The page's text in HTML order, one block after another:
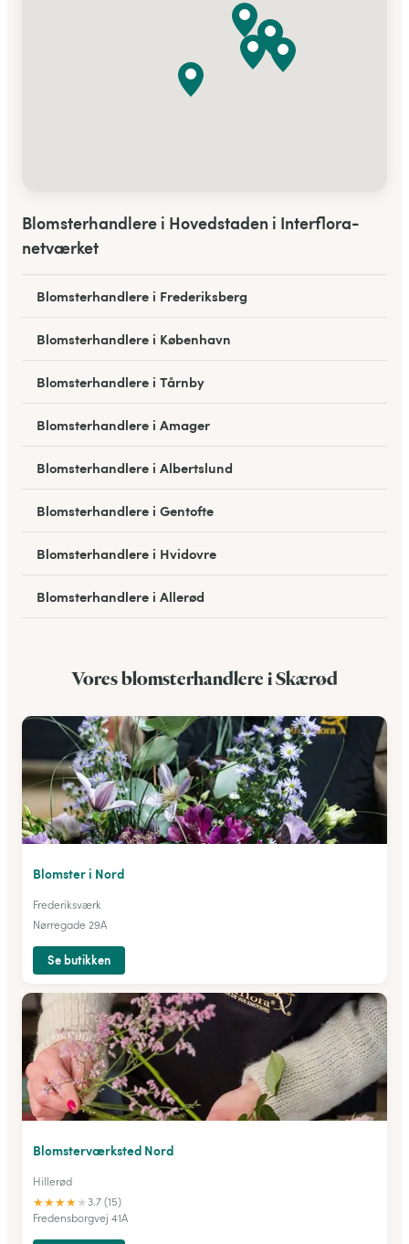
Blomsterhandlere i Hovedstaden i Interflora-
netværket
Blomsterhandlere i Frederiksberg
Blomsterhandlere i København
Blomsterhandlere i Tårnby
Blomsterhandlere i Amager
Blomsterhandlere i Albertslund
Blomsterhandlere i Gentofte
Blomsterhandlere i Hvidovre
Blomsterhandlere i Allerød
Blomsterhandlere i Hareskovby
Vores blomsterhandlere i Skærød
Blomster i Nord
Frederiksværk
Nørregade 29A
Se butikken
Blomsterværksted Nord
Hillerød
★★★★★3.7 (15)
Fredensborgvej 41A